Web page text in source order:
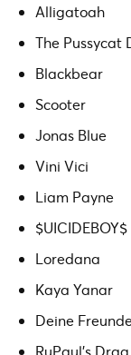
Alligatoah
The Pussycat
Blackbear
Scooter
Jonas Blue
Vini Vici
Liam Payne
$UICIDEBOY$
Loredana
Kaya Yanar
Deine
RuPaul’s